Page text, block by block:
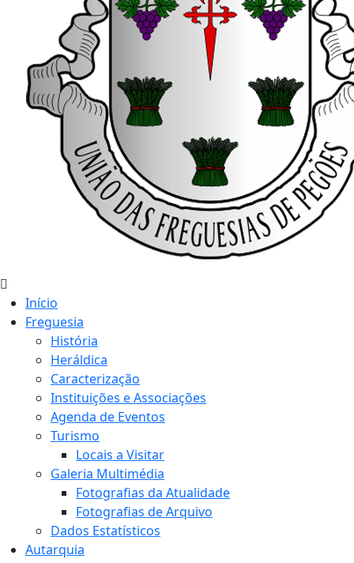
Início
Freguesia
História
Heráldica
Caracterização
Instituições e Associações
Agenda de Eventos
Turismo
Locais a Visitar
Galeria Multimédia
Fotografias da Atualidade
Fotografias de Arquivo
Dados Estatísticos
Autarquia